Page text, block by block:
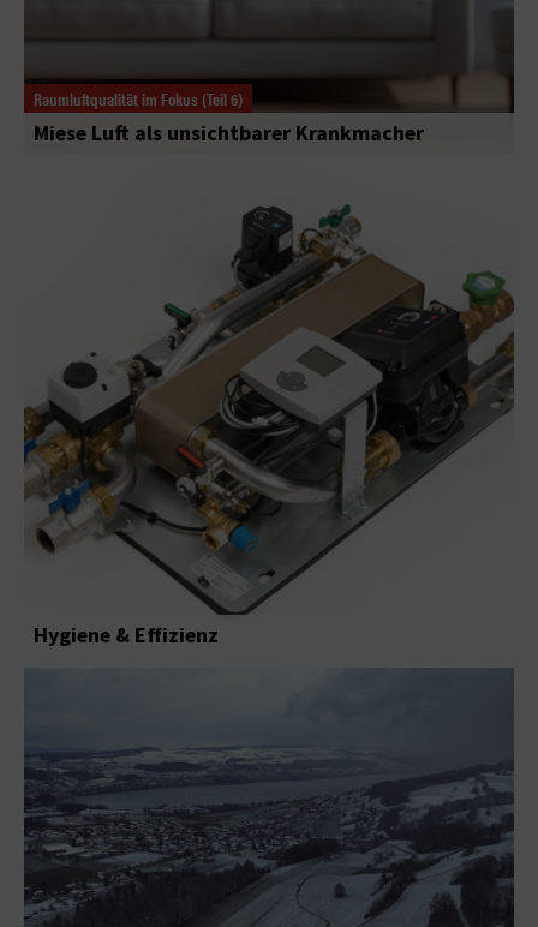
Raumluftqualität im Fokus (Teil 6)
Miese Luft als unsichtbarer Krankmacher
Hygiene & Effizienz